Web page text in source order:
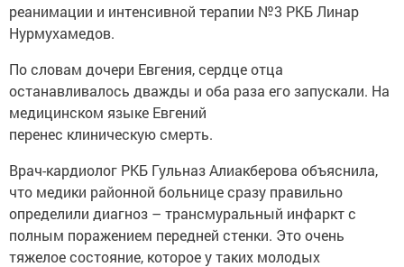
реанимации и интенсивной терапии №3 РКБ Линар
Нурмухамедов.
По словам дочери Евгения, сердце отца
останавливалось дважды и оба раза его запускали. На
медицинском языке Евгений
перенес клиническую смерть.
Врач-кардиолог РКБ Гульназ Алиакберова объяснила,
что медики районной больнице сразу правильно
определили диагноз – трансмуральный инфаркт с
полным поражением передней стенки. Это очень
тяжелое состояние, которое у таких молодых